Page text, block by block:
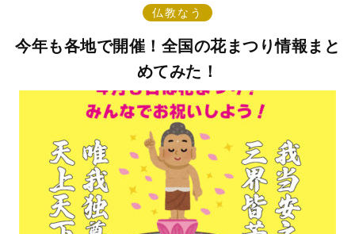
仏教なう
今年も各地で開催！全国の花まつり情報まと
めてみた！